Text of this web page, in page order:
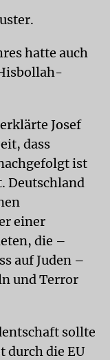
hatte auch
Josef
dass
ist
Deutschland
einer
die –
auf Juden –
und Terror
sollte
durch die EU